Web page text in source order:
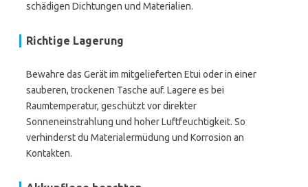
schädigen Dichtungen und Materialien.
Richtige Lagerung
Bewahre das Gerät im mitgelieferten Etui oder in einer
sauberen, trockenen Tasche auf. Lagere es bei
Raumtemperatur, geschützt vor direkter
Sonneneinstrahlung und hoher Luftfeuchtigkeit. So
verhinderst du Materialermüdung und Korrosion an
Kontakten.